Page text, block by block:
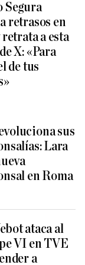
Segura
retrasos en
retrata a esta
X: «Para
de tus
sus
Lara
en Roma
ataca al
VI en TVE
a